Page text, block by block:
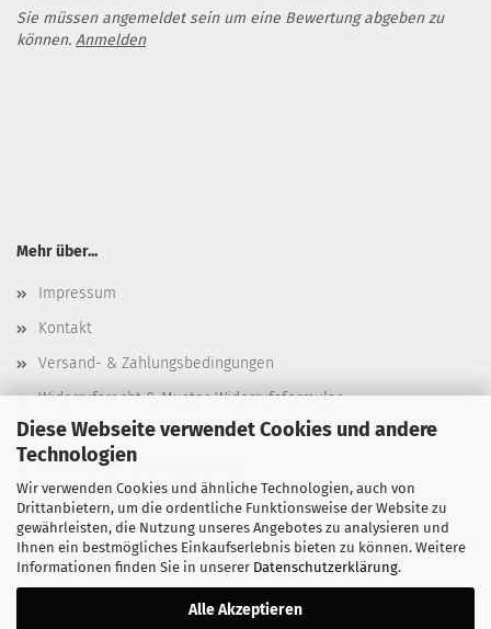
Diese Webseite verwendet Cookies und andere
Technologien
Wir verwenden Cookies und ähnliche Technologien, auch von
Drittanbietern, um die ordentliche Funktionsweise der Website zu
gewährleisten, die Nutzung unseres Angebotes zu analysieren und
Ihnen ein bestmögliches Einkaufserlebnis bieten zu können. Weitere
Informationen finden Sie in unserer Datenschutzerklärung.
Alle Akzeptieren
Sie müssen angemeldet sein um eine Bewertung abgeben zu
können. Anmelden
Mehr über...
Impressum
Kontakt
Versand- & Zahlungsbedingungen
Widerrufsrecht & Muster-Widerrufsformular
AGB
Privatsphäre und Datenschutz
Cookie Einstellungen